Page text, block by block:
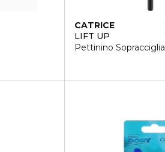
CATRICE
LIFT UP
Pettinino Sopracciglia